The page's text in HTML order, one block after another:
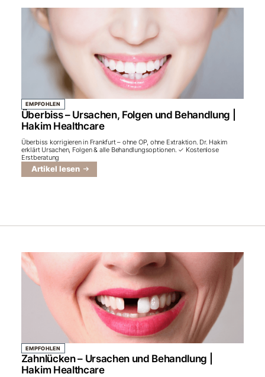
EMPFOHLEN
Überbiss – Ursachen, Folgen und Behandlung |
Hakim Healthcare
Überbiss korrigieren in Frankfurt – ohne OP, ohne Extraktion. Dr. Hakim
erklärt Ursachen, Folgen & alle Behandlungsoptionen. ✓ Kostenlose
Erstberatung
Artikel lesen
EMPFOHLEN
Zahnlücken – Ursachen und Behandlung |
Hakim Healthcare